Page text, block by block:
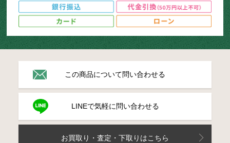
この商品について問い合わせる
LINEで気軽に問い合わせる
お買取り・査定・下取りはこちら